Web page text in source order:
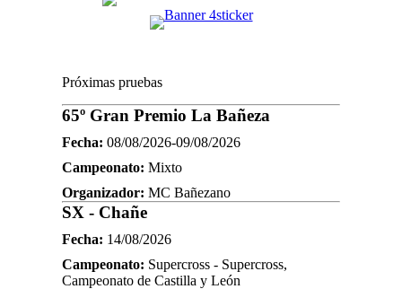
Próximas pruebas
65º Gran Premio La Bañeza
Fecha: 08/08/2026-09/08/2026
Campeonato: Mixto
Organizador: MC Bañezano
SX - Chañe
Fecha: 14/08/2026
Campeonato: Supercross - Supercross,
Campeonato de Castilla y León